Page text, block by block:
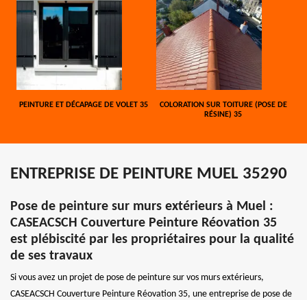
PEINTURE ET DÉCAPAGE DE VOLET 35
COLORATION SUR TOITURE (POSE DE
RÉSINE) 35
ENTREPRISE DE PEINTURE MUEL 35290
Pose de peinture sur murs extérieurs à Muel :
CASEACSCH Couverture Peinture Réovation 35
est plébiscité par les propriétaires pour la qualité
de ses travaux
Si vous avez un projet de pose de peinture sur vos murs extérieurs,
CASEACSCH Couverture Peinture Réovation 35, une entreprise de pose de